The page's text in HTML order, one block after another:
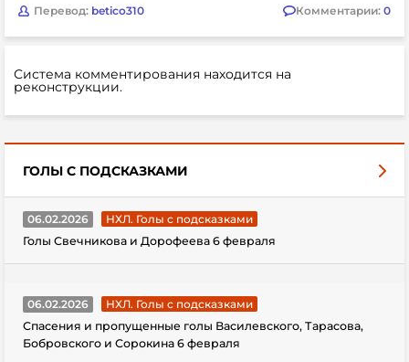
Перевод: betico310 Комментарии: 0
Система комментирования находится на
реконструкции.
ГОЛЫ С ПОДСКАЗКАМИ
06.02.2026
НХЛ. Голы с подсказками
Голы Свечникова и Дорофеева 6 февраля
06.02.2026
НХЛ. Голы с подсказками
Спасения и пропущенные голы Василевского, Тарасова,
Бобровского и Сорокина 6 февраля